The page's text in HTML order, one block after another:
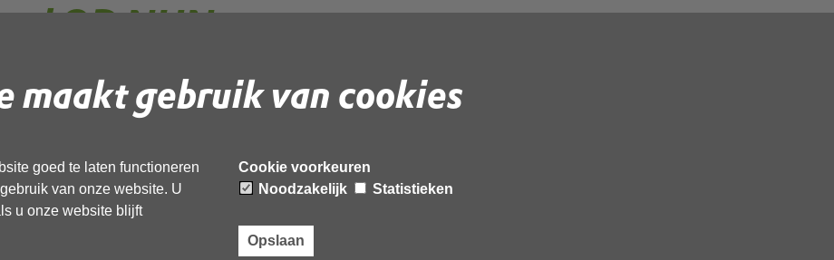
maakt gebruik van cookies
goed te laten functioneren
van onze website. U
u onze website blijft
Cookie voorkeuren
Noodzakelijk
Statistieken
Opslaan
OD NHN
NHN jaarrekening 2022’,